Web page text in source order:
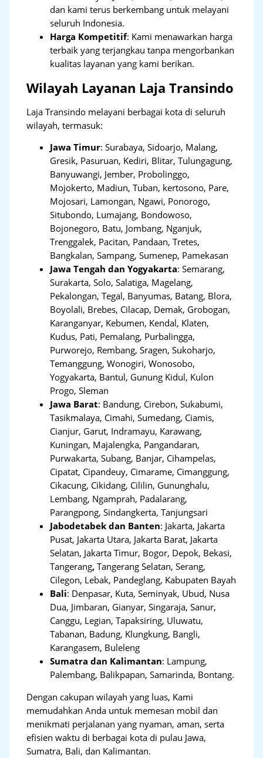
dan kami terus berkembang untuk melayani
seluruh Indonesia.
Harga Kompetitif: Kami menawarkan harga
terbaik yang terjangkau tanpa mengorbankan
kualitas layanan yang kami berikan.
Wilayah Layanan Laja Transindo
Laja Transindo melayani berbagai kota di seluruh
wilayah, termasuk:
Jawa Timur:Surabaya, Sidoarjo, Malang,
Gresik, Pasuruan, Kediri, Blitar, Tulungagung,
Banyuwangi, Jember, Probolinggo,
Mojokerto, Madiun, Tuban, kertosono, Pare,
Mojosari, Lamongan, Ngawi, Ponorogo,
Situbondo, Lumajang, Bondowoso,
Bojonegoro, Batu, Jombang, Nganjuk,
Trenggalek, Pacitan, Pandaan, Tretes,
Bangkalan, Sampang, Sumenep, Pamekasan
Jawa Tengah dan Yogyakarta:Semarang,
Surakarta, Solo, Salatiga, Magelang,
Pekalongan, Tegal, Banyumas, Batang, Blora,
Boyolali, Brebes, Cilacap, Demak, Grobogan,
Karanganyar, Kebumen, Kendal, Klaten,
Kudus, Pati, Pemalang, Purbalingga,
Purworejo, Rembang, Sragen, Sukoharjo,
Temanggung, Wonogiri, Wonosobo,
Yogyakarta, Bantul, Gunung Kidul, Kulon
Progo, Sleman
Jawa Barat: Bandung, Cirebon, Sukabumi,
Tasikmalaya, Cimahi, Sumedang, Ciamis,
Cianjur, Garut, Indramayu, Karawang,
Kuningan, Majalengka, Pangandaran,
Purwakarta, Subang, Banjar, Cihampelas,
Cipatat, Cipandeuy, Cimarame, Cimanggung,
Cikacung, Cikidang, Cililin, Gununghalu,
Lembang, Ngamprah, Padalarang,
Parangpong, Sindangkerta, Tanjungsari
Jabodetabek dan Banten: Jakarta, Jakarta
Pusat, Jakarta Utara, Jakarta Barat, Jakarta
Selatan, Jakarta Timur, Bogor, Depok, Bekasi,
Tangerang,Tangerang Selatan, Serang,
Cilegon, Lebak, Pandeglang, Kabupaten Bayah
Bali: Denpasar, Kuta, Seminyak, Ubud, Nusa
Dua, Jimbaran, Gianyar, Singaraja, Sanur,
Canggu, Legian, Tapaksiring, Uluwatu,
Tabanan, Badung, Klungkung, Bangli,
Karangasem, Buleleng
Sumatra dan Kalimantan: Lampung,
Palembang, Balikpapan, Samarinda, Bontang.
Dengan cakupan wilayah yang luas, Kami
memudahkan Anda untuk memesan mobil dan
menikmati perjalanan yang nyaman, aman, serta
efisien waktu di berbagai kota di pulau Jawa,
Sumatra, Bali, dan Kalimantan.